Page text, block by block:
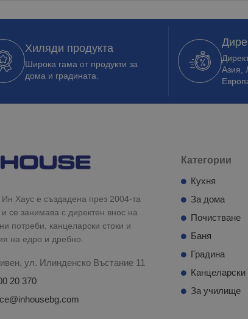
Хиляди продукта
Широка гама от продукти за
дома и градината.
Азия,
Хаус е създадена през 2004-та
и се занимава с директен внос на
потреби, канцеларски стоки и
на едро и дребно.
ул. Илинденско Въстание 11
20 370
Категории
Кухня
За дома
Почистване
Баня
Градина
За училище